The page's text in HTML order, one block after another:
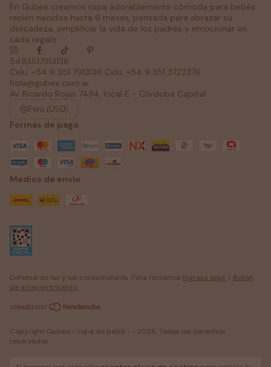
En Gubee creamos ropa adorablemente cómoda para bebés
recién nacidos hasta 6 meses, pensada para abrazar su
delicadeza, simplificar la vida de los padres y emocionar en
cada regalo.
5493517913136
Celu: +54 9 351 7913136 Celu: +54 9 351 3722376
hola@gubee.com.ar
Av. Ricardo Rojas 7434, local E - Córdoba Capital
Perú (USD)
Formas de pago
Medios de envío
Defensa de las y los consumidores. Para reclamos ingresa aquí. / Botón
de arrepentimiento
Copyright Gubee - ropa de bebé - - 2026. Todos los derechos
reservados.